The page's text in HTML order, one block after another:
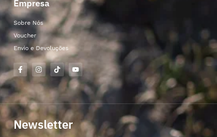
Empresa
Sobre Nós
Voucher
Envio e Devoluções
Newsletter